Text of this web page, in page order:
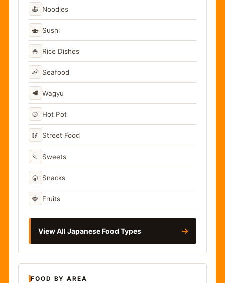
🍝 Noodles
🍣 Sushi
🍚 Rice Dishes
🦐 Seafood
🥩 Wagyu
🍲 Hot Pot
🥢 Street Food
🍡 Sweets
🍘 Snacks
🍓 Fruits
View All Japanese Food Types →
FOOD BY AREA